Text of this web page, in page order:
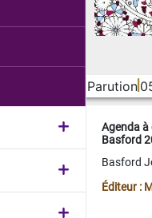
Parution
Agenda
Basford
Basford
Éditeur :